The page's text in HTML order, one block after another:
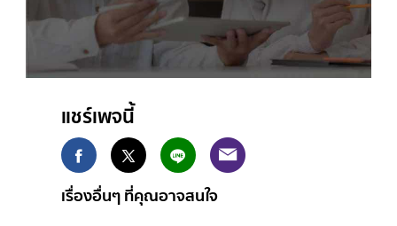
แชร์เพจนี้
เรื่องอื่นๆ ที่คุณอาจสนใจ